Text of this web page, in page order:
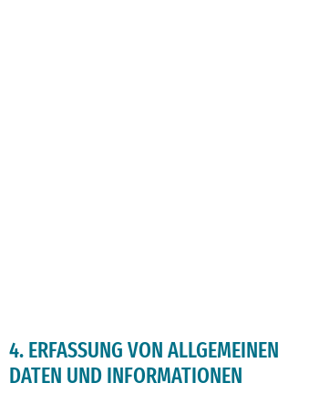
4. ERFASSUNG VON ALLGEMEINEN
DATEN UND INFORMATIONEN